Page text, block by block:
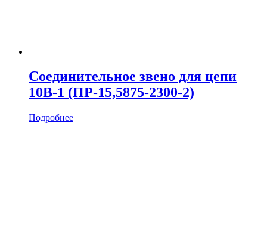
Соединительное звено для цепи
10B-1 (ПР-15,5875-2300-2)
Подробнее